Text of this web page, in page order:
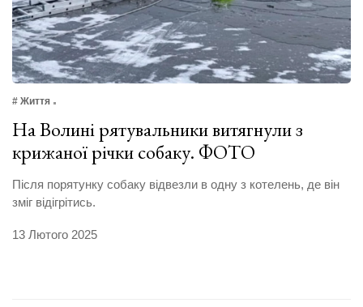
# Життя
На Волині рятувальники витягнули з
крижаної річки собаку. ФОТО
Після порятунку собаку відвезли в одну з котелень, де він
зміг відігрітись.
13 Лютого 2025